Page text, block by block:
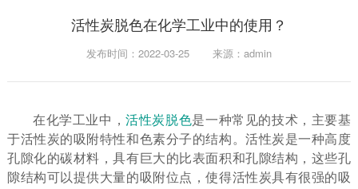
活性炭脱色在化学工业中的使用？
发布时间：2022-03-25 来源：admin
在化学工业中，活性炭脱色是一种常见的技术，主要基
于活性炭的吸附特性和色素分子的结构。活性炭是一种高度
孔隙化的碳材料，具有巨大的比表面积和孔隙结构，这些孔
隙结构可以提供大量的吸附位点，使得活性炭具有很强的吸